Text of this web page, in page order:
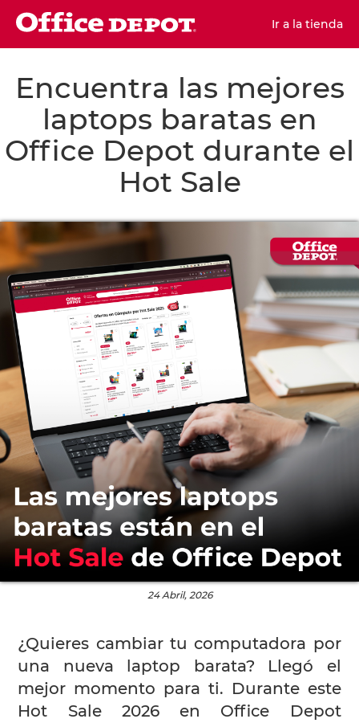
Ir a la tienda
Encuentra las mejores
laptops baratas en
Office Depot durante el
Hot Sale
24 Abril, 2026
¿Quieres cambiar tu computadora por
una nueva laptop barata? Llegó el
mejor momento para ti. Durante este
Hot Sale 2026 en Office Depot